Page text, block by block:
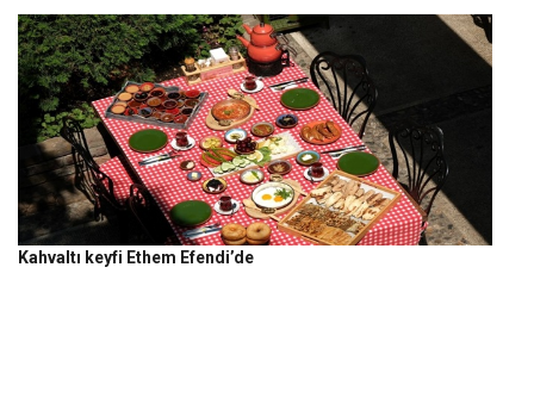
Kahvaltı keyfi Ethem Efendi’de